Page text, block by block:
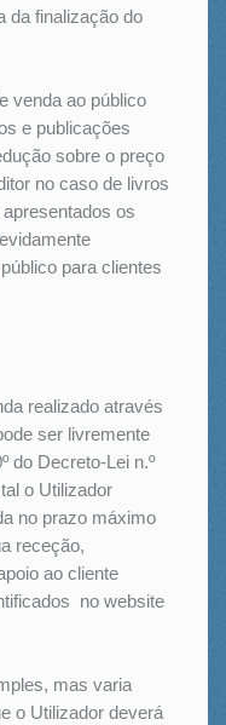
da finalização do
venda ao público
e publicações
sobre o preço
no caso de livros
os
para clientes
realizado através
ser livremente
do Decreto-Lei n.º
o Utilizador
no prazo máximo
receção,
ao cliente
no website
mas varia
o Utilizador deverá